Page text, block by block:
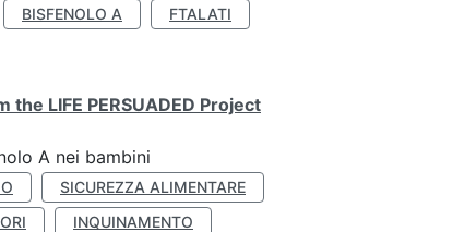
BISFENOLO A
FTALATI
LIFE PERSUADED Project
A nei bambini
SICUREZZA ALIMENTARE
INQUINAMENTO